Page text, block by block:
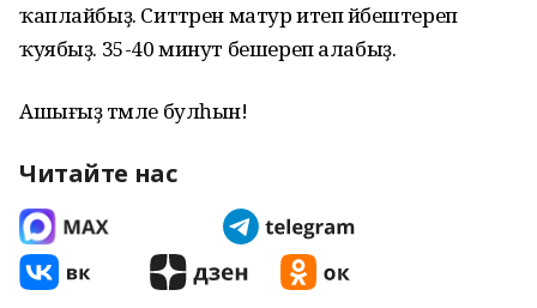
ҡаплайбыҙ. Ситтәрен матур итеп йәбештереп
ҡуябыҙ. 35-40 минут бешереп алабыҙ.
Ашығыҙ тәмле булһын!
Читайте нас